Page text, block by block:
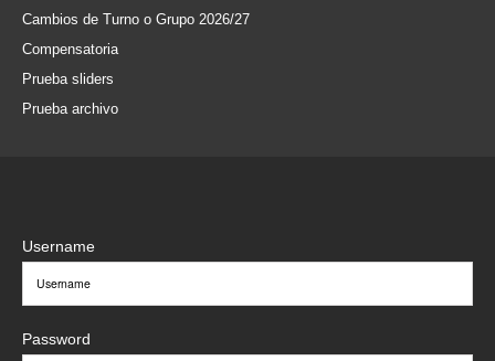
Cambios de Turno o Grupo 2026/27
Compensatoria
Prueba sliders
Prueba archivo
Username
Password